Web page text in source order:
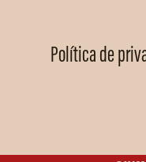
Política de